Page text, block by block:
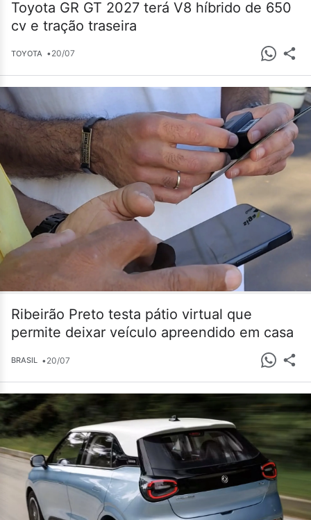
Toyota GR GT 2027 terá V8 híbrido de 650
cv e tração traseira
TOYOTA •20/07
Ribeirão Preto testa pátio virtual que
permite deixar veículo apreendido em casa
BRASIL •20/07